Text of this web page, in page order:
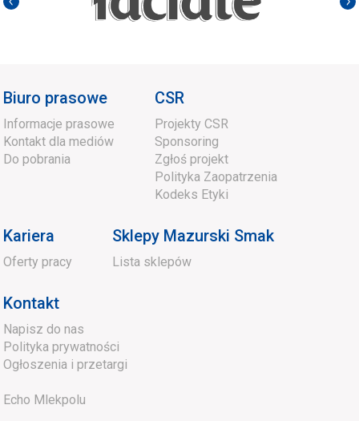
Biuro prasowe
Informacje prasowe
Kontakt dla mediów
Do pobrania
CSR
Projekty CSR
Sponsoring
Zgłoś projekt
Polityka Zaopatrzenia
Kodeks Etyki
Kariera
Oferty pracy
Sklepy Mazurski Smak
Lista sklepów
Kontakt
Napisz do nas
Polityka prywatności
Ogłoszenia i przetargi
Echo Mlekpolu